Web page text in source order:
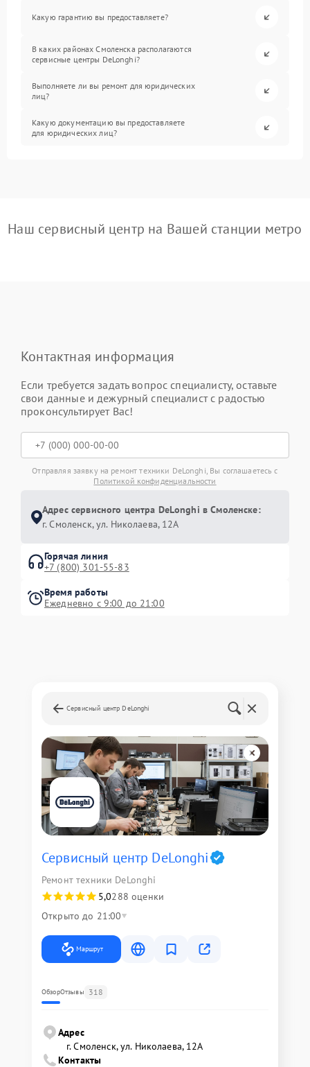
Какую гарантию вы предоставляете?
В каких районах Смоленска располагаются
сервисные центры DeLonghi?
Выполняете ли вы ремонт для юридических
лиц?
Какую документацию вы предоставляете
для юридических лиц?
Наш сервисный центр на Вашей станции метро
Контактная информация
Если требуется задать вопрос специалисту, оставьте
свои данные и дежурный специалист с радостью
проконсультирует Вас!
Отправляя заявку на ремонт техники DeLonghi, Вы соглашаетесь с
Политикой конфиденциальности
Адрес сервисного центра DeLonghi в Смоленске:
г. Смоленск, ул. Николаева, 12А
Горячая линия
+7 (800) 301-55-83
Время работы
Ежедневно с 9:00 до 21:00
Сервисный центр DeLonghi
Сервисный центр DeLonghi
Ремонт техники DeLonghi
5,0288 оценки
Открыто до 21:00
Маршрут
ОбзорОтзывы 318
Адрес
г. Смоленск, ул. Николаева, 12А
Контакты